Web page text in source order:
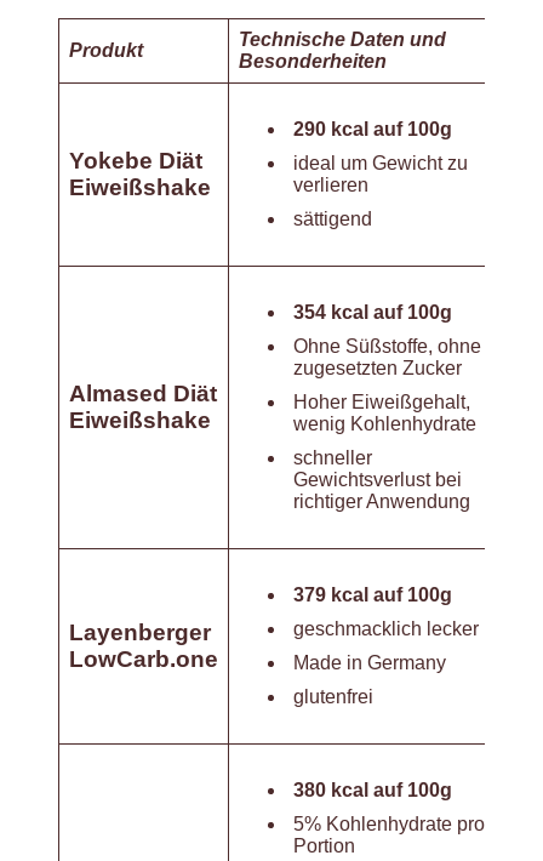
Produkt
Technische Daten und
Besonderheiten
Yokebe Diät
Eiweißshake
290 kcal auf 100g
ideal um Gewicht zu
verlieren
sättigend
Almased Diät
Eiweißshake
354 kcal auf 100g
Ohne Süßstoffe, ohne
zugesetzten Zucker
Hoher Eiweißgehalt,
wenig Kohlenhydrate
schneller
Gewichtsverlust bei
richtiger Anwendung
Layenberger
LowCarb.one
379 kcal auf 100g
geschmacklich lecker
Made in Germany
glutenfrei
380 kcal auf 100g
5% Kohlenhydrate pro
Portion